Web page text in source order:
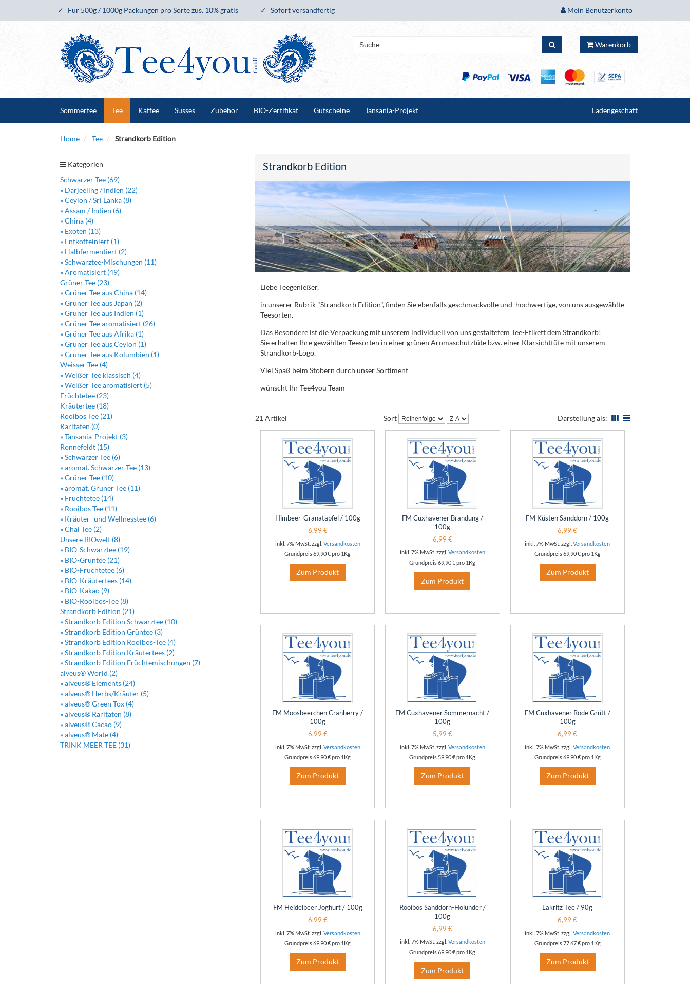
Für 500g / 1000g Packungen pro Sorte zus. 10% gratis Sofort versandfertig Mein Benutzerkonto
Warenkorb
Sommertee Tee Kaffee Süsses Zubehör BIO-Zertifikat Gutscheine Tansania-Projekt Ladengeschäft
Home Tee Strandkorb Edition
Kategorien
Schwarzer Tee (69)
» Darjeeling / Indien (22)
» Ceylon / Sri Lanka (8)
» Assam / Indien (6)
» China (4)
» Exoten (13)
» Entkoffeiniert (1)
» Halbfermentiert (2)
» Schwarztee-Mischungen (11)
» Aromatisiert (49)
Grüner Tee (23)
» Grüner Tee aus China (14)
» Grüner Tee aus Japan (2)
» Grüner Tee aus Indien (1)
» Grüner Tee aromatisiert (26)
» Grüner Tee aus Afrika (1)
» Grüner Tee aus Ceylon (1)
» Grüner Tee aus Kolumbien (1)
Weisser Tee (4)
» Weißer Tee klassisch (4)
» Weißer Tee aromatisiert (5)
Früchtetee (23)
Kräutertee (18)
Rooibos Tee (21)
Raritäten (0)
» Tansania-Projekt (3)
Ronnefeldt (15)
» Schwarzer Tee (6)
» aromat. Schwarzer Tee (13)
» Grüner Tee (10)
» aromat. Grüner Tee (11)
» Früchtetee (14)
» Rooibos Tee (11)
» Kräuter- und Wellnesstee (6)
» Chai Tee (2)
Unsere BIOwelt (8)
» BIO-Schwarztee (19)
» BIO-Grüntee (21)
» BIO-Früchtetee (6)
» BIO-Kräutertees (14)
» BIO-Kakao (9)
» BIO-Rooibos-Tee (8)
Strandkorb Edition (21)
» Strandkorb Edition Schwarztee (10)
» Strandkorb Edition Grüntee (3)
» Strandkorb Edition Rooibos-Tee (4)
» Strandkorb Edition Kräutertees (2)
» Strandkorb Edition Früchtemischungen (7)
alveus® World (2)
» alveus® Elements (24)
» alveus® Herbs/Kräuter (5)
» alveus® Green Tox (4)
» alveus® Raritäten (8)
» alveus® Cacao (9)
» alveus® Mate (4)
TRINK MEER TEE (31)
Strandkorb Edition
Liebe Teegenießer,
in unserer Rubrik "Strandkorb Edition", finden Sie ebenfalls geschmackvolle und hochwertige, von uns ausgewählte
Teesorten.
Das Besondere ist die Verpackung mit unserem individuell von uns gestaltetem Tee-Etikett dem Strandkorb!
Sie erhalten Ihre gewählten Teesorten in einer grünen Aromaschutztüte bzw. einer Klarsichttüte mit unserem
Strandkorb-Logo.
Viel Spaß beim Stöbern durch unser Sortiment
wünscht Ihr Tee4you Team
21 Artikel Sort Darstellung als:
Himbeer-Granatapfel / 100g
6,99 €
inkl. 7% MwSt. zzgl. Versandkosten
Grundpreis69,90 €pro 1Kg
Zum Produkt
FM Cuxhavener Brandung /
100g
6,99 €
inkl. 7% MwSt. zzgl. Versandkosten
Grundpreis69,90 €pro 1Kg
Zum Produkt
FM Küsten Sanddorn / 100g
6,99 €
inkl. 7% MwSt. zzgl.Versandkosten
Grundpreis69,90 €pro 1Kg
Zum Produkt
FM Moosbeerchen Cranberry /
100g
6,99 €
inkl. 7% MwSt. zzgl. Versandkosten
Grundpreis69,90 €pro 1Kg
Zum Produkt
FM Cuxhavener Sommernacht /
100g
5,99 €
inkl. 7% MwSt. zzgl. Versandkosten
Grundpreis 59,90 €pro 1Kg
Zum Produkt
FM Cuxhavener Rode Grütt /
100g
6,99 €
inkl. 7% MwSt. zzgl.Versandkosten
Grundpreis69,90 €pro 1Kg
Zum Produkt
FM Heidelbeer Joghurt / 100g
6,99 €
inkl. 7% MwSt. zzgl. Versandkosten
Grundpreis69,90 €pro 1Kg
Zum Produkt
Rooibos Sanddorn-Holunder /
100g
6,99 €
inkl. 7% MwSt. zzgl. Versandkosten
Grundpreis69,90 €pro 1Kg
Zum Produkt
Lakritz Tee / 90g
6,99 €
inkl. 7% MwSt. zzgl.Versandkosten
Grundpreis77,67 €pro 1Kg
Zum Produkt